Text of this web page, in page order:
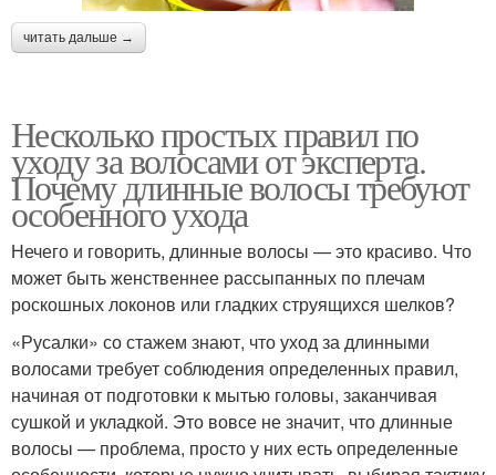
читать дальше →
Несколько простых правил по
уходу за волосами от эксперта.
Почему длинные волосы требуют
особенного ухода
Нечего и говорить, длинные волосы — это красиво. Что
может быть женственнее рассыпанных по плечам
роскошных локонов или гладких струящихся шелков?
«Русалки» со стажем знают, что уход за длинными
волосами требует соблюдения определенных правил,
начиная от подготовки к мытью головы, заканчивая
сушкой и укладкой. Это вовсе не значит, что длинные
волосы — проблема, просто у них есть определенные